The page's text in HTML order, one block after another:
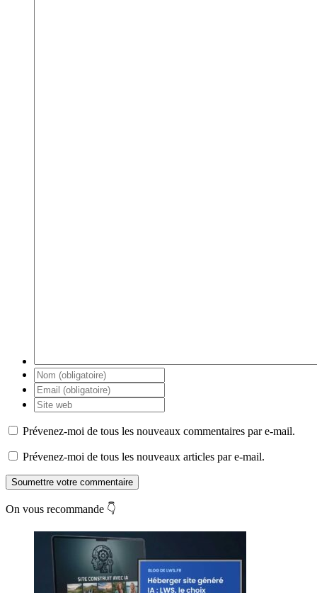
Prévenez-moi de tous les nouveaux commentaires par e-mail.
Prévenez-moi de tous les nouveaux articles par e-mail.
Soumettre votre commentaire
On vous recommande 👇